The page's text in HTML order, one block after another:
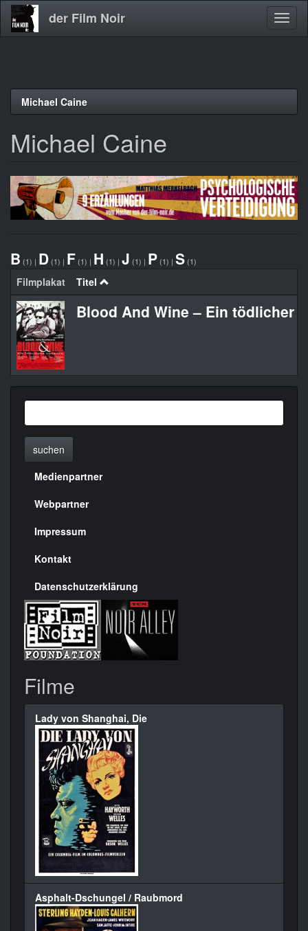
Direkt
der Film Noir
Michael Caine
Michael Caine
B (1) | D (1) | F (1) | H (1) | J (1) | P (1) | S (1)
Filmplakat Titel
Blood And Wine – Ein tödlicher
suchen
Menülinks
rechte
Seite
Medienpartner
Webpartner
Impressum
Kontakt
Datenschutzerklärung
Filme
Lady von Shanghai, Die
Asphalt-Dschungel / Raubmord